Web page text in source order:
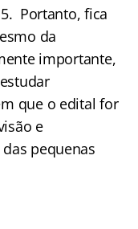
Portanto, fica
da
importante,
que o edital for
e
pequenas